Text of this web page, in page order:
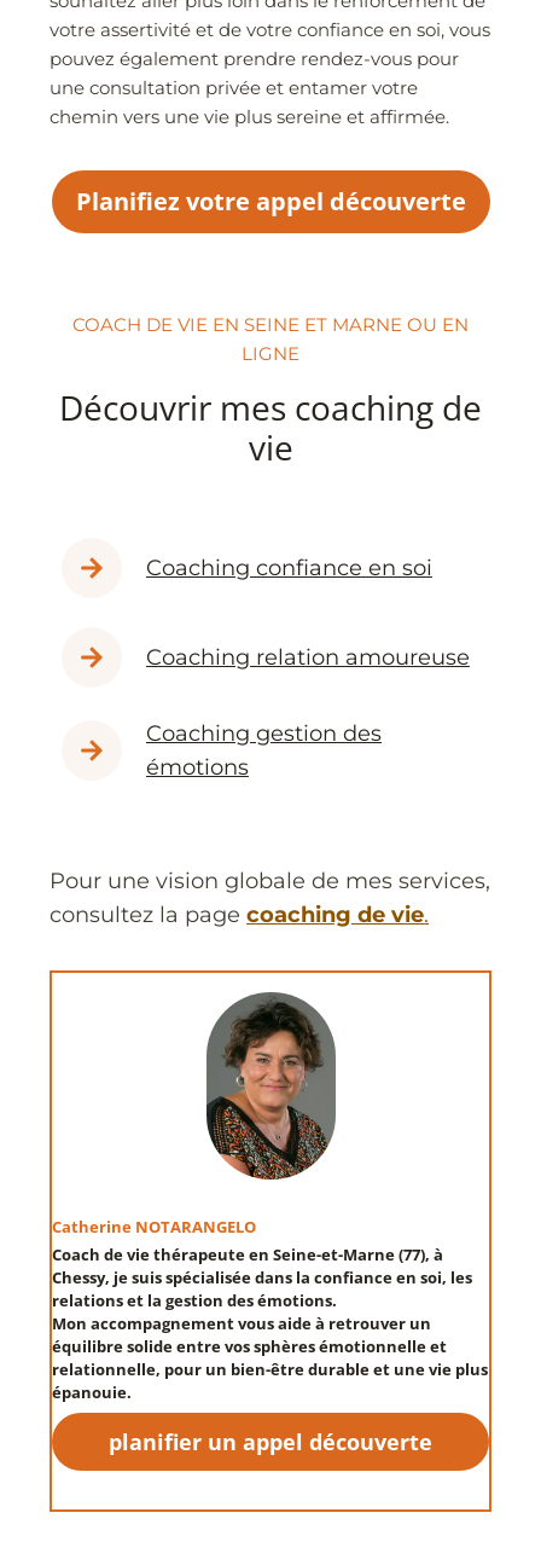
votre assertivité et de votre confiance en soi, vous
pouvez également prendre rendez-vous pour
une consultation privée et entamer votre
chemin vers une vie plus sereine et affirmée.
Planifiez votre appel découverte
COACH DE VIE EN SEINE ET MARNE OU EN
LIGNE
Découvrir mes coaching de
vie
Coaching confiance en soi
Coaching relation amoureuse
Coaching gestion des
émotions
Pour une vision globale de mes services,
consultez la pagecoaching de vie.
Catherine NOTARANGELO
Coach de vie thérapeute en Seine-et-Marne (77), à
Chessy, je suis spécialisée dans laconfiance en soi, les
relationset lagestion des émotions.
Mon accompagnement vous aide à retrouver un
équilibre solide entre vos sphères émotionnelle et
relationnelle, pour un bien-être durableet une vie plus
épanouie.
planifier un appel découverte